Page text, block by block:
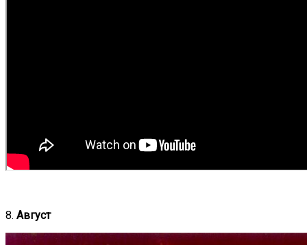
8. Август